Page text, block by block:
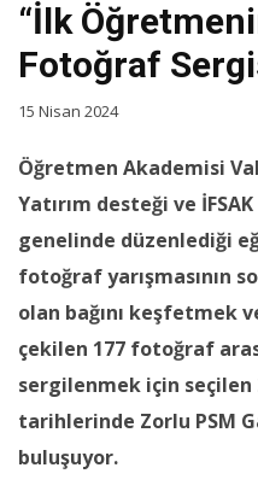
“İlk
Fotoğraf
15 Nisan 2024
Öğretmen Akademisi
Yatırım desteği ve
genelinde düzenlediği
fotoğraf yarışmasının
olan bağını keşfetmek
çekilen 177 fotoğraf
sergilenmek için seçilen
tarihlerinde Zorlu PSM
buluşuyor.